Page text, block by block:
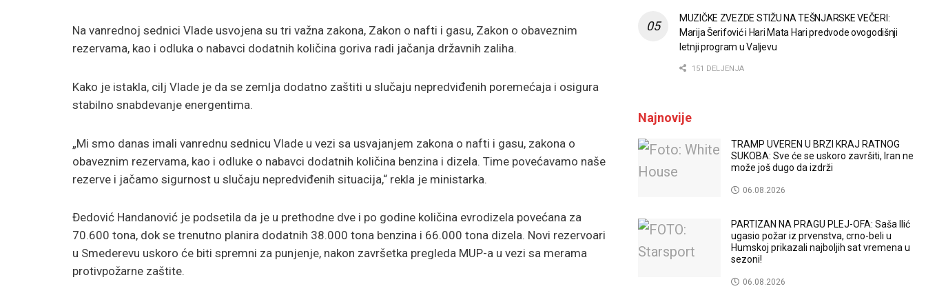
Na vanrednoj sednici Vlade usvojena su tri važna zakona, Zakon o nafti i gasu, Zakon o obaveznim
rezervama, kao i odluka o nabavci dodatnih količina goriva radi jačanja državnih zaliha.
Kako je istakla, cilj Vlade je da se zemlja dodatno zaštiti u slučaju nepredviđenih poremećaja i osigura
stabilno snabdevanje energentima.
„Mi smo danas imali vanrednu sednicu Vlade u vezi sa usvajanjem zakona o nafti i gasu, zakona o
obaveznim rezervama, kao i odluke o nabavci dodatnih količina benzina i dizela. Time povećavamo naše
rezerve i jačamo sigurnost u slučaju nepredviđenih situacija,“ rekla je ministarka.
Đedović Handanović je podsetila da je u prethodne dve i po godine količina evrodizela povećana za
70.600 tona, dok se trenutno planira dodatnih 38.000 tona benzina i 66.000 tona dizela. Novi rezervoari
u Smederevu uskoro će biti spremni za punjenje, nakon završetka pregleda MUP-a u vezi sa merama
protivpožarne zaštite.
MUZIČKE ZVEZDE STIŽU NA TEŠNJARSKE VEČERI:
Marija Šerifović i Hari Mata Hari predvode ovogodišnji
letnji program u Valjevu
151 DELJENJA
Najnovije
TRAMP UVEREN U BRZI KRAJ RATNOG
SUKOBA: Sve će se uskoro završiti, Iran ne
može još dugo da izdrži
06.08.2026
PARTIZAN NA PRAGU PLEJ-OFA: Saša Ilić
ugasio požar iz prvenstva, crno-beli u
Humskoj prikazali najboljih sat vremena u
sezoni!
06.08.2026